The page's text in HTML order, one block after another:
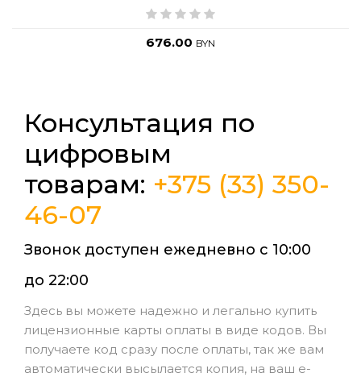
676.00 BYN
Консультация по
цифровым
товарам: +375 (33) 350-
46-07
Звонок доступен ежедневно с 10:00
до 22:00
Здесь вы можете надежно и легально купить
лицензионные карты оплаты в виде кодов. Вы
получаете код сразу после оплаты, так же вам
автоматически высылается копия, на ваш e-